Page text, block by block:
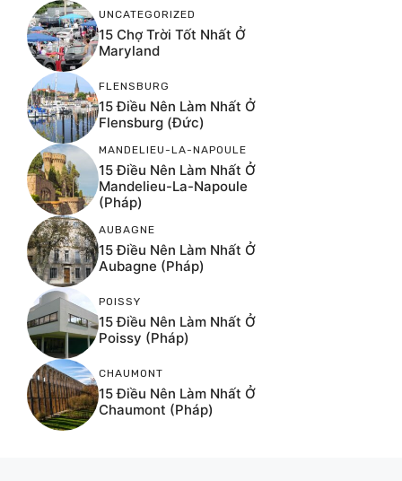
UNCATEGORIZED
15 Chợ Trời Tốt Nhất Ở
Maryland
FLENSBURG
15 Điều Nên Làm Nhất Ở
Flensburg (Đức)
MANDELIEU-LA-NAPOULE
15 Điều Nên Làm Nhất Ở
Mandelieu-La-Napoule
(Pháp)
AUBAGNE
15 Điều Nên Làm Nhất Ở
Aubagne (Pháp)
POISSY
15 Điều Nên Làm Nhất Ở
Poissy (Pháp)
CHAUMONT
15 Điều Nên Làm Nhất Ở
Chaumont (Pháp)